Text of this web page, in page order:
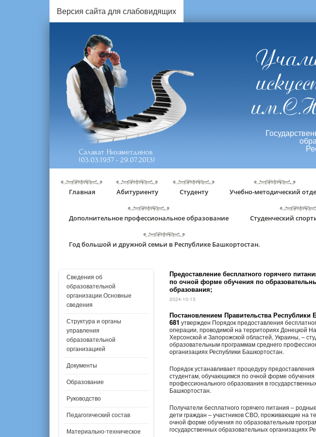
Версия сайта для слабовидящих
Салават Низаметдинов
(03.03.1957 - 29.07.2013)
Главная Абитуриенту Студенту Учебно-методический
Дополнительное профессиональное образование Студенческий
Год большой и дружной семьи в Республике Башкортостан.
Сведения об
образовательной
организации.Основные
сведения
Структура и органы
управления
образовательной
организацией
Документы
Образование
Руководство
Педагогический состав
Материально-техническое
Предоставление бесплатного горячего
по очной форме обучения по
образования;
2024-10-15
Постановлением Правительства Республики
681 утвержден Порядок предоставления
операции, проводимой на территориях Донецкой
Херсонской и Запорожской областей, Украины, –
образовательным программам среднего
организациях Республики Башкортостан.
Порядок устанавливает процедуру
студентам, обучающимся по очной форме
профессионального образования в
Башкортостан.
Получатели бесплатного горячего питания –
дети граждан – участников СВО, проживающие на
очной форме обучения по образовательным
государственных образовательных организациях